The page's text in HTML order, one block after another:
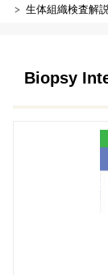
生体組織検査解
Biopsy